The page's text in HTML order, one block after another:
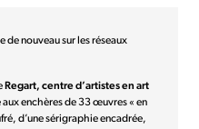
de nouveau sur les réseaux
Regart, centre d’artistes en art
enchères de 33 œuvres « en
d’une sérigraphie encadrée,